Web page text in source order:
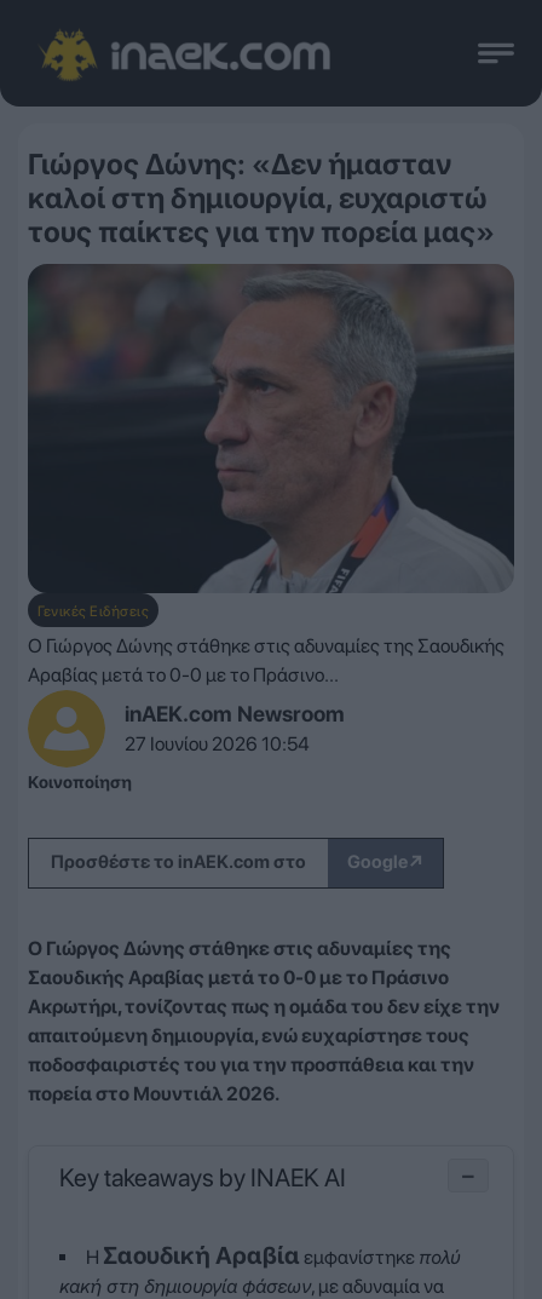
Γιώργος Δώνης: «Δεν ήμασταν
καλοί στη δημιουργία, ευχαριστώ
τους παίκτες για την πορεία μας»
Γενικές Ειδήσεις
inAEK.com Newsroom
27 Ιουνίου 2026 10:54
Ο Γιώργος Δώνης στάθηκε στις αδυναμίες της Σαουδικής
Αραβίας μετά το 0-0 με το Πράσινο...
Κοινοποίηση
Προσθέστε το inAEK.com στο Google↗
Ο Γιώργος Δώνης στάθηκε στις αδυναμίες της
Σαουδικής Αραβίας μετά το 0-0 με το Πράσινο
Ακρωτήρι, τονίζοντας πως η ομάδα του δεν είχε την
απαιτούμενη δημιουργία, ενώ ευχαρίστησε τους
ποδοσφαιριστές του για την προσπάθεια και την
πορεία στο Μουντιάλ 2026.
Key takeaways by INAEK AI −
Η Σαουδική Αραβία εμφανίστηκε πολύ
κακή στη δημιουργία φάσεων, με αδυναμία να